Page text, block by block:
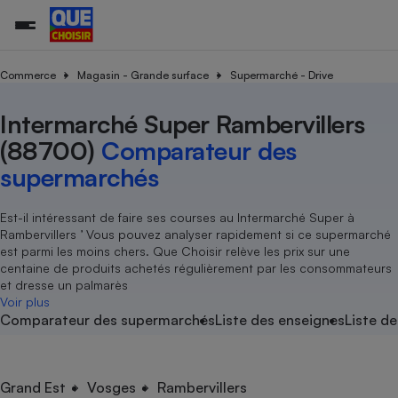
Commerce Magasin - Grande surface Supermarché - Drive
Intermarché Super Rambervillers
(88700) Comparateur des
supermarchés
Est-il intéressant de faire ses courses au Intermarché Super à
Rambervillers ’ Vous pouvez analyser rapidement si ce supermarché
est parmi les moins chers. Que Choisir relève les prix sur une
centaine de produits achetés régulièrement par les consommateurs
et dresse un palmarès
Voir plus
Comparateur des supermarchésListe des enseignesListe
Grand Est Vosges Rambervillers
Additifs
Agriculture
Produit alimentaire
Achat - Vente - Location
Carburant
Magasin - Grande surface
Marketing - Fidélisation
Organismes de défense
Système judiciaire
Air
Eau
Achat - Vente - Travaux
Location
Sport
Vacances - Tourisme
électrique
Démarche administrative
Senior
Service marchand
Train
Transport aérien
Toutes les actualités
Enquêtes
Guides d'achat
Conseils
Brèves
Tous les services
Soumettre un litige
Lettres types
Rencontrer une association locale
Tous nos combats
Nos actions
Nos grandes victoires
Les billets de la présidente
Nos associations locales
Nous rejoindre
En savoir plus sur Que Choisir Ensemble
?
L’association
Nos missions
Notre méthodologie
Notre financement
Nos partenaires
Nous rejoindre